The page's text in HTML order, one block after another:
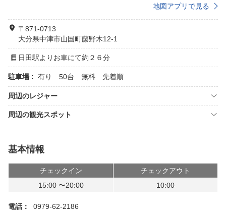
地図アプリで見る
〒871-0713
大分県中津市山国町藤野木12-1
日田駅よりお車にて約２６分
駐車場 : 有り 50台 無料 先着順
周辺のレジャー
周辺の観光スポット
基本情報
チェックイン
チェックアウト
15:00 〜20:00
10:00
電話：
0979-62-2186